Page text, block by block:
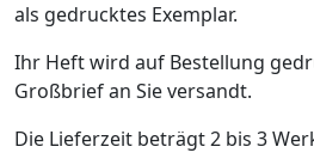
als gedrucktes Exemplar.
Ihr Heft wird auf Bestellung
Großbrief an Sie versandt.
Die Lieferzeit beträgt 2 bis 3